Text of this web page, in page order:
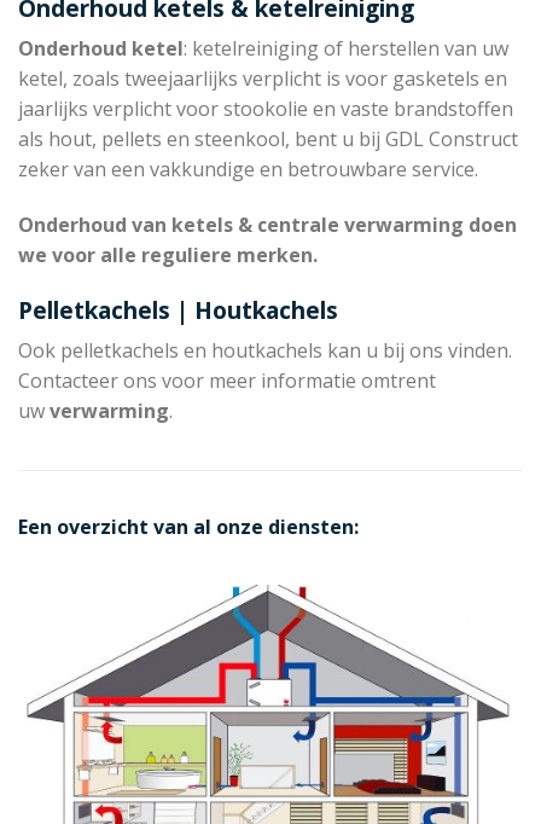
Onderhoud ketels & ketelreiniging
Onderhoud ketel: ketelreiniging of herstellen van uw
ketel, zoals tweejaarlijks verplicht is voor gasketels en
jaarlijks verplicht voor stookolie en vaste brandstoffen
als hout, pellets en steenkool, bent u bij GDL Construct
zeker van een vakkundige en betrouwbare service.
Onderhoud van ketels & centrale verwarming doen
we voor alle reguliere merken.
Pelletkachels | Houtkachels
Ook pelletkachels en houtkachels kan u bij ons vinden.
Contacteer ons voor meer informatie omtrent
uwverwarming.
Een overzicht van al onze diensten: